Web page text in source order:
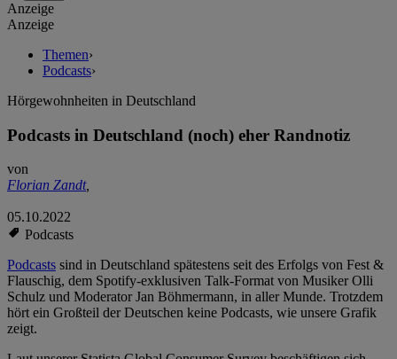
Anzeige
Anzeige
Themen›
Podcasts›
Hörgewohnheiten in Deutschland
Podcasts in Deutschland (noch) eher Randnotiz
von
Florian Zandt,
05.10.2022
Podcasts
Podcasts sind in Deutschland spätestens seit des Erfolgs von Fest &
Flauschig, dem Spotify-exklusiven Talk-Format von Musiker Olli
Schulz und Moderator Jan Böhmermann, in aller Munde. Trotzdem
hört ein Großteil der Deutschen keine Podcasts, wie unsere Grafik
zeigt.